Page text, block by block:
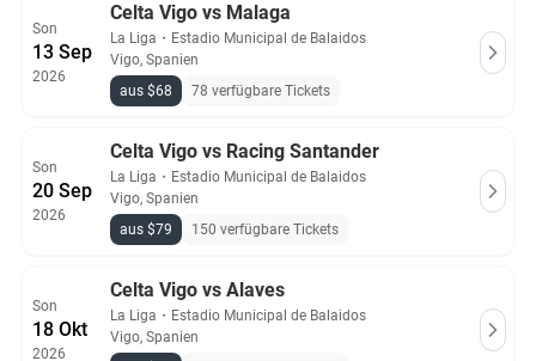
Son
13 Sep
2026
Celta Vigo vs Malaga
La Liga ・ Estadio Municipal de Balaidos
Vigo, Spanien
aus $68
78 verfügbare Tickets
Son
20 Sep
2026
Celta Vigo vs Racing Santander
La Liga ・ Estadio Municipal de Balaidos
Vigo, Spanien
aus $79
150 verfügbare Tickets
Son
18 Okt
2026
Celta Vigo vs Alaves
La Liga ・ Estadio Municipal de Balaidos
Vigo, Spanien